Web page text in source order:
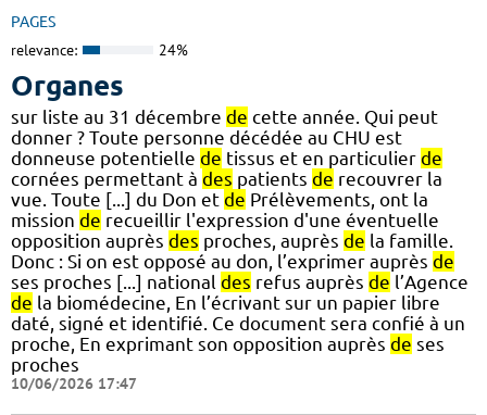
PAGES
relevance: 24%
Organes
sur liste au 31 décembre de cette année. Qui peut
donner ? Toute personne décédée au CHU est
donneuse potentielle de tissus et en particulier de
cornées permettant à des patients de recouvrer la
vue. Toute [...] du Don et de Prélèvements, ont la
mission de recueillir l'expression d'une éventuelle
opposition auprès des proches, auprès de la famille.
Donc : Si on est opposé au don, l’exprimer auprès de
ses proches [...] national des refus auprès de l’Agence
de la biomédecine, En l’écrivant sur un papier libre
daté, signé et identifié. Ce document sera confié à un
proche, En exprimant son opposition auprès de ses
proches
10/06/2026 17:47